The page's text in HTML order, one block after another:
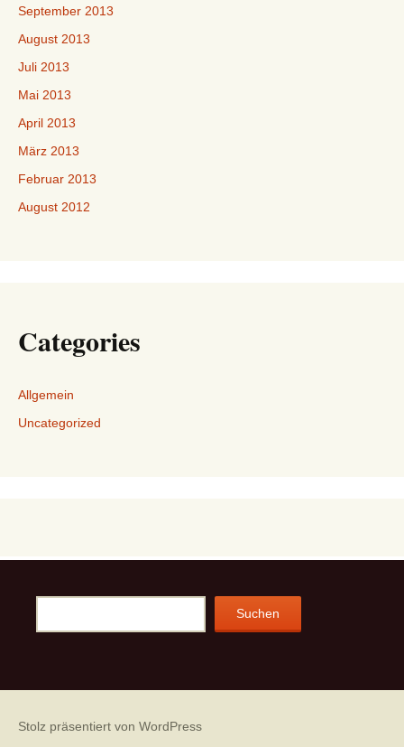
September 2013
August 2013
Juli 2013
Mai 2013
April 2013
März 2013
Februar 2013
August 2012
Categories
Allgemein
Uncategorized
Suchen
Stolz präsentiert von WordPress